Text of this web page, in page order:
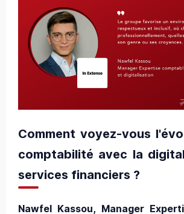
Comment voyez-vous
comptabilité avec la
services financiers ?
Nawfel Kassou, Manager